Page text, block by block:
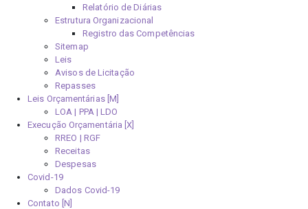
Relatório de Diárias
Estrutura Organizacional
Registro das Competências
Sitemap
Leis
Avisos de Licitação
Repasses
Leis Orçamentárias [M]
LOA | PPA | LDO
Execução Orçamentária [X]
RREO | RGF
Receitas
Despesas
Covid-19
Dados Covid-19
Contato [N]